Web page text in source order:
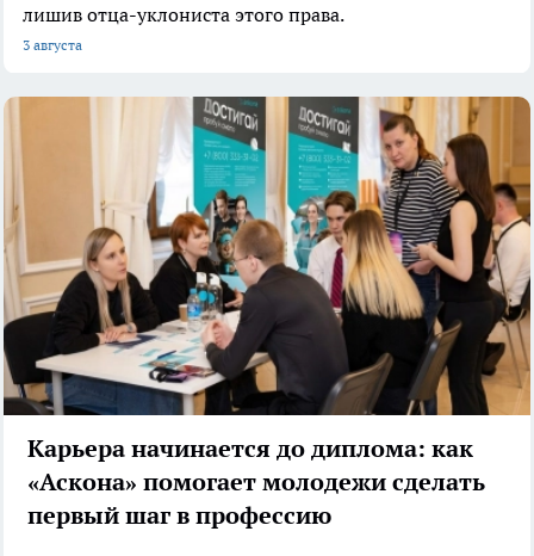
лишив отца-уклониста этого права.
3 августа
Карьера начинается до диплома: как
«Аскона» помогает молодежи сделать
первый шаг в профессию